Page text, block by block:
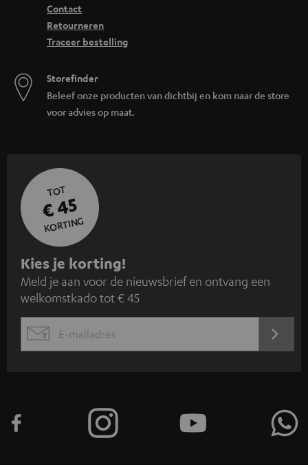
Contact
Retourneren
Traceer bestelling
Storefinder
Beleef onze producten van dichtbij en kom naar de store
voor advies op maat.
TOT
€ 45
KORTING
A
a
n
m
e
n
Kies je korting!
Meld je aan voor de nieuwsbrief en ontvang een
welkomstkado tot € 45
EMAIL